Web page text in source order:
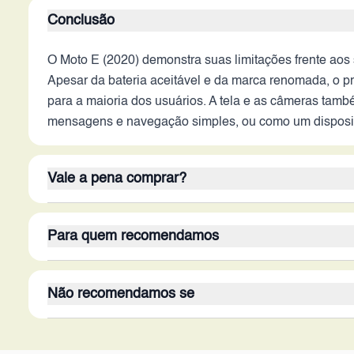
Conclusão
O Moto E (2020) demonstra suas limitações frente
Apesar da bateria aceitável e da marca renomada, o
para a maioria dos usuários. A tela e as câmeras
mensagens e navegação simples, ou como um
Vale a pena comprar?
em desempenho, armazenamento, tela e câmera
com smartphones mais recentes e acessíveis. O
Para quem recomendamos
ideal para idosos, crianças ou pessoas que não
segundo aparelho ou um smartphone de baixo custo,
Não recomendamos se